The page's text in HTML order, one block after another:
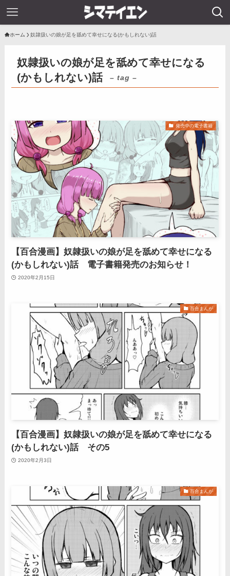
ホーム 奴隷扱いの娘が足を舐めて幸せになる(かもしれない)話
奴隷扱いの娘が足を舐めて幸せになる
(かもしれない)話
– tag –
発売中の電子書籍
【百合漫画】奴隷扱いの娘が足を舐めて幸せになる
(かもしれない)話 電子書籍発売のお知らせ！
2020年2月15日
百合まんが
【百合漫画】奴隷扱いの娘が足を舐めて幸せになる
(かもしれない)話 その5
2020年2月3日
百合まんが